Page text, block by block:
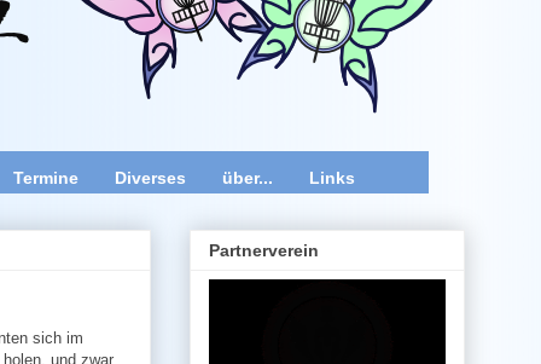
Termine Diverses über... Links
sich im
und zwar
Partnerverein